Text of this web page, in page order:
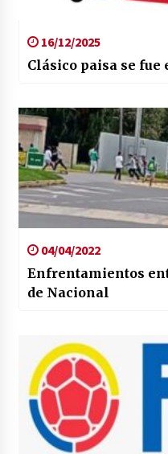
16/12/2025
Clásico paisa se fue
04/04/2022
Enfrentamientos
de Nacional